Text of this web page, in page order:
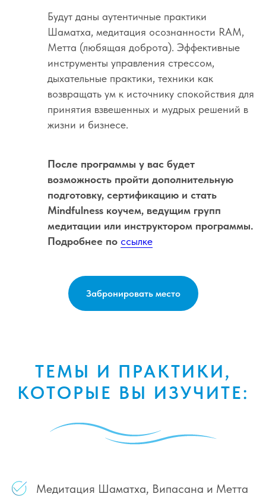
Будут даны аутентичные практики
Шаматха, медитация осознанности RAM,
Метта (любящая доброта). Эффективные
инструменты управления стрессом,
дыхательные практики, техники как
возвращать ум к источнику спокойствия для
принятия взвешенных и мудрых решений в
жизни и бизнесе.
После программы у вас будет
возможность пройти дополнительную
подготовку, сертификацию и стать
Mindfulness коучем, ведущим групп
медитации или инструктором программы.
Подробнее по ссылке
Забронировать место
ТЕМЫ И ПРАКТИКИ,
КОТОРЫЕ ВЫ ИЗУЧИТЕ:
Медитация Шаматха, Випасана и Метта